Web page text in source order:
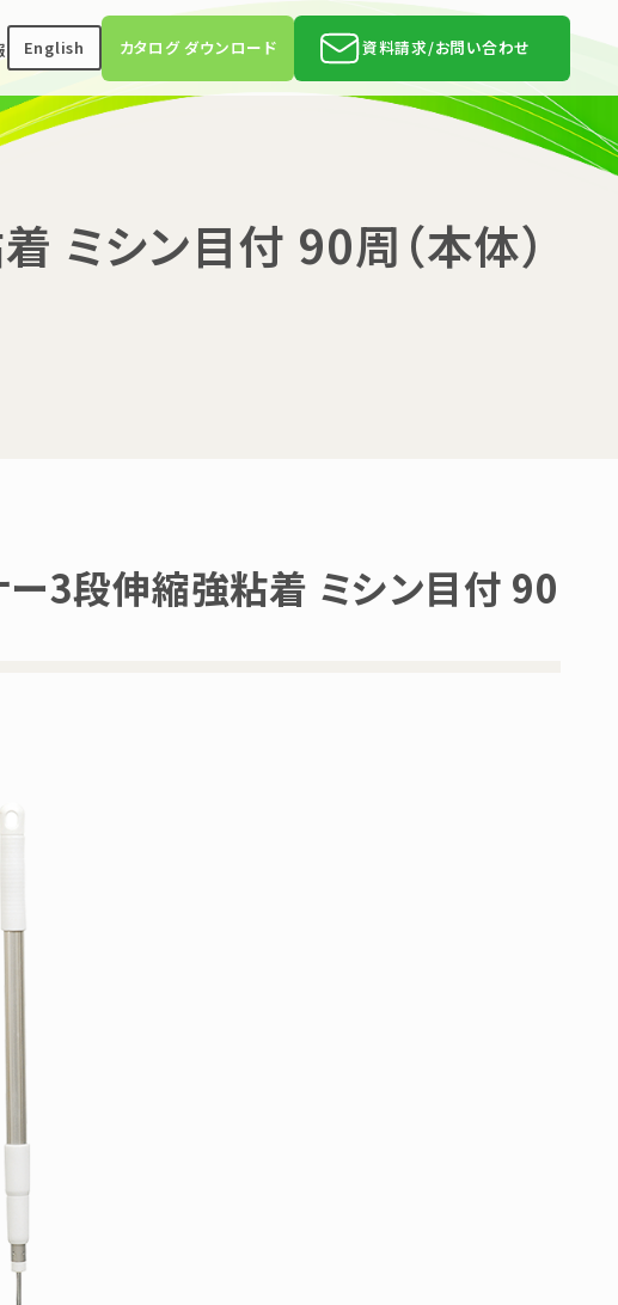
English カタログ ダウンロード 資料請求/お問い合わせ
ミシン目付 90周（本体）
3段伸縮強粘着 ミシン目付 90